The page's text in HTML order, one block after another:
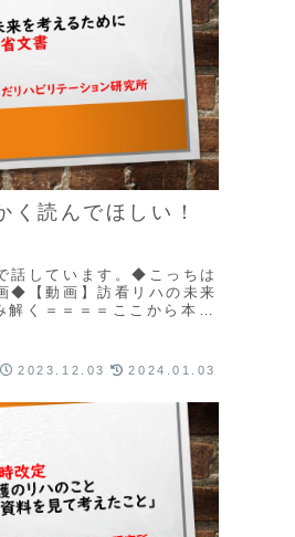
く読んでほしい！
話しています。◆こっちは
◆【動画】訪看リハの未来
く＝＝＝＝ここから本文
2023.12.03 2024.01.03